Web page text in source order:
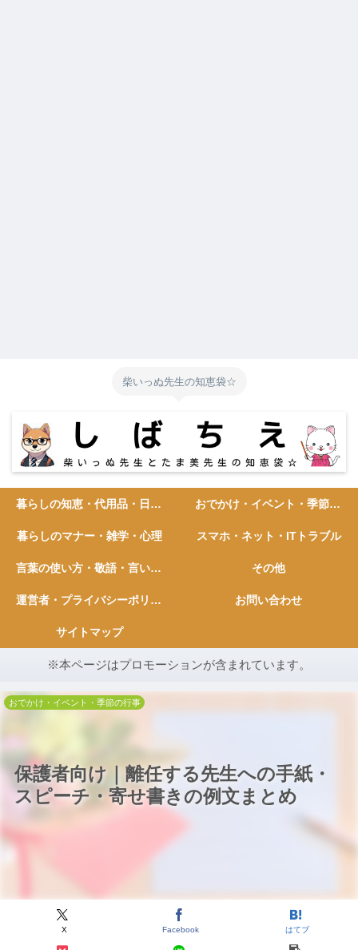
柴いっぬ先生の知恵袋☆
暮らしの知恵・代用品・日常ハック おでかけ・イベント・季節の行事
暮らしのマナー・雑学・心理 スマホ・ネット・ITトラブル
言葉の使い方・敬語・言い換え その他
運営者・プライバシーポリシー お問い合わせ
サイトマップ
※本ページはプロモーションが含まれています。
保護者向け｜離任する先生への手紙・
スピーチ・寄せ書きの例文まとめ
おでかけ・イベント・季節の行事
X Facebook はてブ